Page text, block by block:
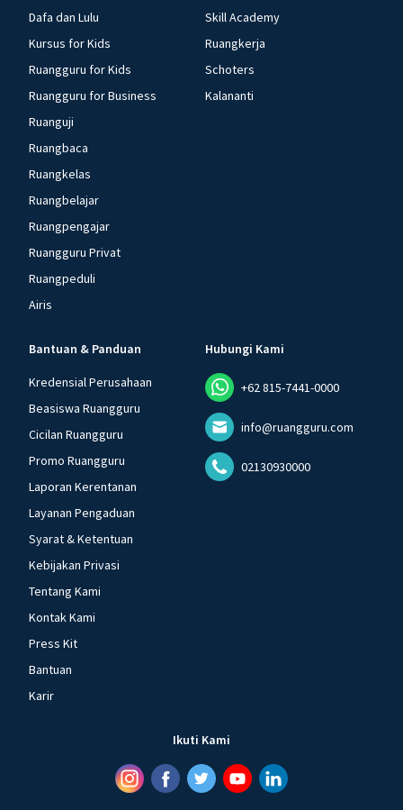
Dafa dan Lulu
Kursus for Kids
Ruangguru for Kids
Ruangguru for Business
Ruanguji
Ruangbaca
Ruangkelas
Ruangbelajar
Ruangpengajar
Ruangguru Privat
Ruangpeduli
Airis
Skill Academy
Ruangkerja
Schoters
Kalananti
Bantuan & Panduan
Kredensial Perusahaan
Beasiswa Ruangguru
Cicilan Ruangguru
Promo Ruangguru
Laporan Kerentanan
Layanan Pengaduan
Syarat & Ketentuan
Kebijakan Privasi
Tentang Kami
Kontak Kami
Press Kit
Bantuan
Karir
Hubungi Kami
+62 815-7441-0000
info@ruangguru.com
02130930000
Ikuti Kami